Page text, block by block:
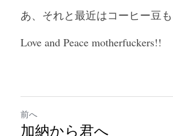
あ、それと最近はコーヒー豆も
Love and Peace motherfuckers!!
前へ
加納から君へ